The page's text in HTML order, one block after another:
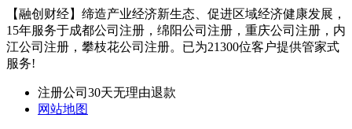
【融创财经】缔造产业经济新生态、促进区域经济健康发展，
15年服务于成都公司注册，绵阳公司注册，重庆公司注册，内
江公司注册，攀枝花公司注册。已为21300位客户提供管家式
服务!
注册公司30天无理由退款
网站地图